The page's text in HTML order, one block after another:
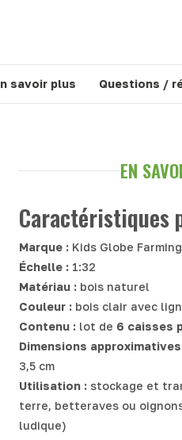
savoir plus Questions /
EN
Caractéristiques
Marque : Kids Globe Farming
Échelle : 1:32
Matériau : bois naturel
Couleur : bois clair avec
Contenu : lot de 6 caisses
Dimensions
3,5 cm
Utilisation : stockage et
terre, betteraves ou
ludique)